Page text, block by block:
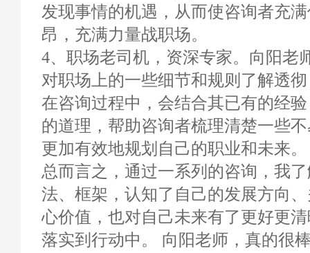
发现事情的机遇，从而使咨询者充
昂，充满力量战职场。
4、职场老司机，资深专家。向阳老
对职场上的一些细节和规则了解透
在咨询过程中，会结合其已有的经
的道理，帮助咨询者梳理清楚一些
更加有效地规划自己的职业和未来。
总而言之，通过一系列的咨询，我
法、框架，认知了自己的发展方向
心价值，也对自己未来有了更好更
落实到行动中。 向阳老师，真的很